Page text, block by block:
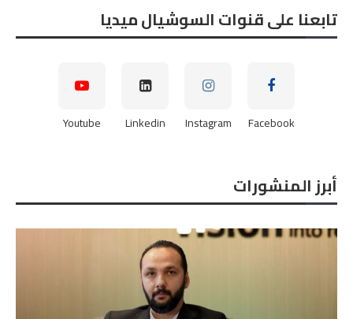
تابعنا على قنوات السوشيال ميديا
Facebook
Instagram
Linkedin
Youtube
أبرز المنشورات